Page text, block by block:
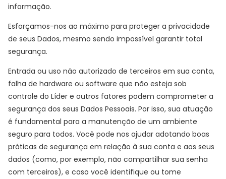
informação.
Esforçamos-nos ao máximo para proteger a privacidade
de seus Dados, mesmo sendo impossível garantir total
segurança.
Entrada ou uso não autorizado de terceiros em sua conta,
falha de hardware ou software que não esteja sob
controle do Líder e outros fatores podem comprometer a
segurança dos seus Dados Pessoais. Por isso, sua atuação
é fundamental para a manutenção de um ambiente
seguro para todos. Você pode nos ajudar adotando boas
práticas de segurança em relação à sua conta e aos seus
dados (como, por exemplo, não compartilhar sua senha
com terceiros), e caso você identifique ou tome